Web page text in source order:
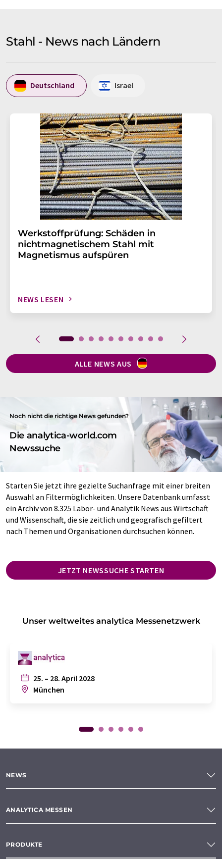
Stahl - News nach Ländern
Deutschland Israel
Werkstoffprüfung: Schäden in
nichtmagnetischem Stahl mit
Magnetismus aufspüren
NEWS LESEN
ALLE NEWS AUS
Noch nicht die richtige News gefunden?
Die analytica-world.com
Newssuche
Starten Sie jetzt ihre gezielte Suchanfrage mit einer breiten
Auswahl an Filtermöglichkeiten. Unsere Datenbank umfasst
ein Archiv von 8.325 Labor- und Analytik News aus Wirtschaft
und Wissenschaft, die sie zeitlich und geografisch gefiltert
nach Themen und Organisationen durchsuchen können.
JETZT NEWSSUCHE STARTEN
Unser weltweites analytica Messenetzwerk
25. – 28. April 2028
München
NEWS
ANALYTICA MESSEN
PRODUKTE